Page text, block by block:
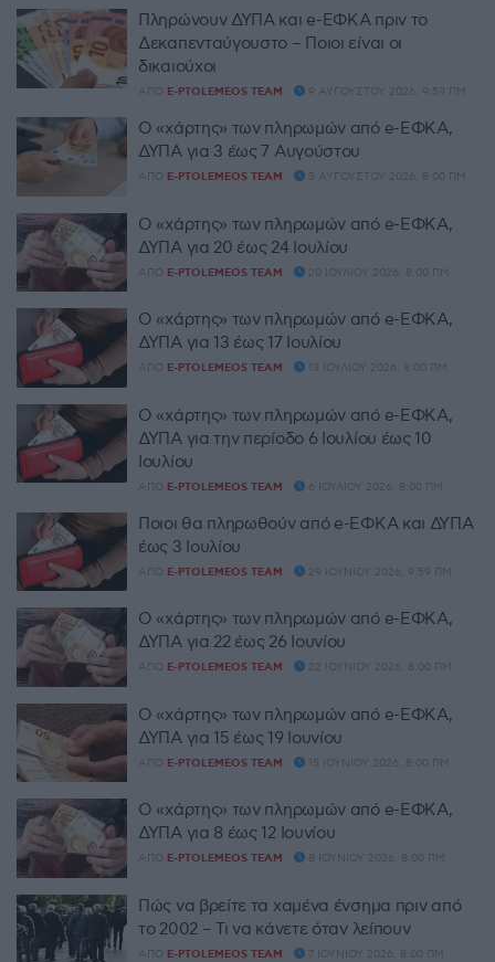
Πληρώνουν ΔΥΠΑ και e-ΕΦΚΑ πριν το
Δεκαπενταύγουστο – Ποιοι είναι οι
δικαιούχοι
ΑΠΌ E-PTOLEMEOS TEAM 9 ΑΥΓΟΎΣΤΟΥ 2026, 9:59 ΠΜ
Ο «χάρτης» των πληρωμών από e-ΕΦΚΑ,
ΔΥΠΑ για 3 έως 7 Αυγούστου
ΑΠΌ E-PTOLEMEOS TEAM 3 ΑΥΓΟΎΣΤΟΥ 2026, 8:00 ΠΜ
Ο «χάρτης» των πληρωμών από e-ΕΦΚΑ,
ΔΥΠΑ για 20 έως 24 Ιουλίου
ΑΠΌ E-PTOLEMEOS TEAM 20 ΙΟΥΛΊΟΥ 2026, 8:00 ΠΜ
Ο «χάρτης» των πληρωμών από e-ΕΦΚΑ,
ΔΥΠΑ για 13 έως 17 Ιουλίου
ΑΠΌ E-PTOLEMEOS TEAM 13 ΙΟΥΛΊΟΥ 2026, 8:00 ΠΜ
Ο «χάρτης» των πληρωμών από e-ΕΦΚΑ,
ΔΥΠΑ για την περίοδο 6 Ιουλίου έως 10
Ιουλίου
ΑΠΌ E-PTOLEMEOS TEAM 6 ΙΟΥΛΊΟΥ 2026, 8:00 ΠΜ
Ποιοι θα πληρωθούν από e-ΕΦΚΑ και ΔΥΠΑ
έως 3 Ιουλίου
ΑΠΌ E-PTOLEMEOS TEAM 29 ΙΟΥΝΊΟΥ 2026, 9:59 ΠΜ
Ο «χάρτης» των πληρωμών από e-ΕΦΚΑ,
ΔΥΠΑ για 22 έως 26 Ιουνίου
ΑΠΌ E-PTOLEMEOS TEAM 22 ΙΟΥΝΊΟΥ 2026, 8:00 ΠΜ
Ο «χάρτης» των πληρωμών από e-ΕΦΚΑ,
ΔΥΠΑ για 15 έως 19 Ιουνίου
ΑΠΌ E-PTOLEMEOS TEAM 15 ΙΟΥΝΊΟΥ 2026, 8:00 ΠΜ
Ο «χάρτης» των πληρωμών από e-ΕΦΚΑ,
ΔΥΠΑ για 8 έως 12 Ιουνίου
ΑΠΌ E-PTOLEMEOS TEAM 8 ΙΟΥΝΊΟΥ 2026, 8:00 ΠΜ
Πώς να βρείτε τα χαμένα ένσημα πριν από
το 2002 – Τι να κάνετε όταν λείπουν
ΑΠΌ E-PTOLEMEOS TEAM 7 ΙΟΥΝΊΟΥ 2026, 8:00 ΠΜ